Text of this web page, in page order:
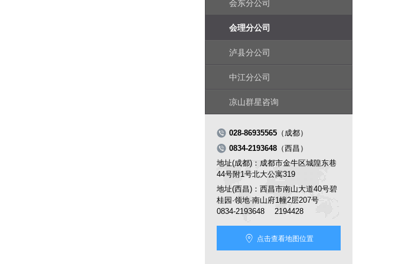
会东分公司
会理分公司
泸县分公司
中江分公司
凉山群星咨询
 028-86935565 （成都）
 0834-2193648 （西昌）
地址(成都)：成都市金牛区城隍东巷
44号附1号北大公寓319
地址(西昌)：西昌市南山大道40号碧
桂园·领地·南山府1幢2层207号
0834-2193648 2194428
 点击查看地图位置